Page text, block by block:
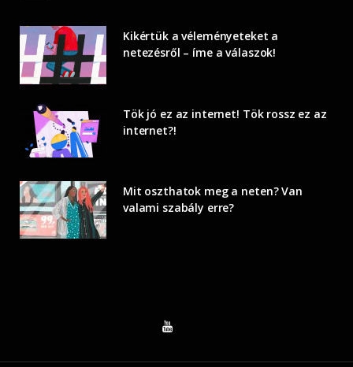
Kikértük a véleményeteket a
netezésről – íme a válaszok!
Tök jó ez az internet! Tök rossz ez az
internet?!
Mit oszthatok meg a neten? Van
valami szabály erre?